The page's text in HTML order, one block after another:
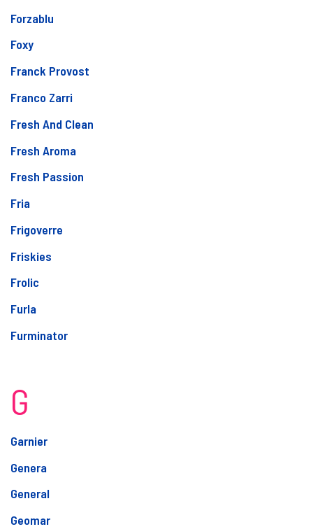
Forzablu
Foxy
Franck Provost
Franco Zarri
Fresh And Clean
Fresh Aroma
Fresh Passion
Fria
Frigoverre
Friskies
Frolic
Furla
Furminator
G
Garnier
Genera
General
Geomar